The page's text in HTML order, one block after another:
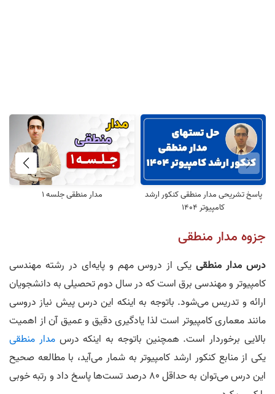
پاسخ تشریحی مدار منطقی کنکور ارشد
کامپیوتر 1404
مدار منطقی جلسه 1
جزوه مدار منطقی
درس مدار منطقییکی از دروس مهم و پایه‌ای در رشته مهندسی
کامپیوتر و مهندسی برق است که در سال دوم تحصیلی به دانشجویان
ارائه و تدریس می‌شود. باتوجه به اینکه این درس پیش نیاز دروسی
مانند معماری کامپیوتر است لذا یادگیری دقیق و عمیق آن از اهمیت
بالایی برخوردار است. همچنین باتوجه به اینکه درسمدار منطقی
یکی از منابع کنکور ارشد کامپیوتر به شمار می‌آید، با مطالعه صحیح
این درس می‌توان به حداقل 80 درصد تست‌ها پاسخ داد و رتبه خوبی